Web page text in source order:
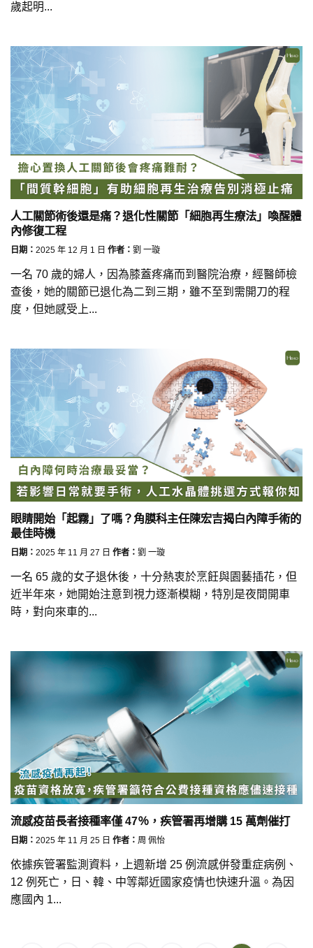
歲起明...
人工關節術後還是痛？退化性關節「細胞再生療法」喚醒體
內修復工程
日期： 2025 年 12 月 1 日 作者： 劉 一璇
一名 70 歲的婦人，因為膝蓋疼痛而到醫院治療，經醫師檢
查後，她的關節已退化為二到三期，雖不至到需開刀的程
度，但她感受上...
眼睛開始「起霧」了嗎？角膜科主任陳宏吉揭白內障手術的
最佳時機
日期： 2025 年 11 月 27 日 作者： 劉 一璇
一名 65 歲的女子退休後，十分熱衷於烹飪與園藝插花，但
近半年來，她開始注意到視力逐漸模糊，特別是夜間開車
時，對向來車的...
流感疫苗長者接種率僅 47％，疾管署再增購 15 萬劑催打
日期： 2025 年 11 月 25 日 作者： 周 佩怡
依據疾管署監測資料，上週新增 25 例流感併發重症病例、
12 例死亡，日、韓、中等鄰近國家疫情也快速升溫。為因
應國內 1...